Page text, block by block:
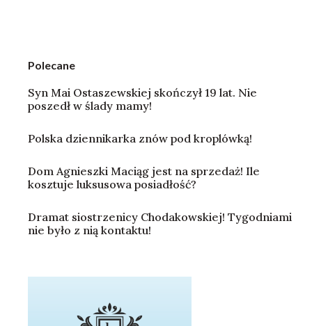
Polecane
Syn Mai Ostaszewskiej skończył 19 lat. Nie
poszedł w ślady mamy!
Polska dziennikarka znów pod kroplówką!
Dom Agnieszki Maciąg jest na sprzedaż! Ile
kosztuje luksusowa posiadłość?
Dramat siostrzenicy Chodakowskiej! Tygodniami
nie było z nią kontaktu!